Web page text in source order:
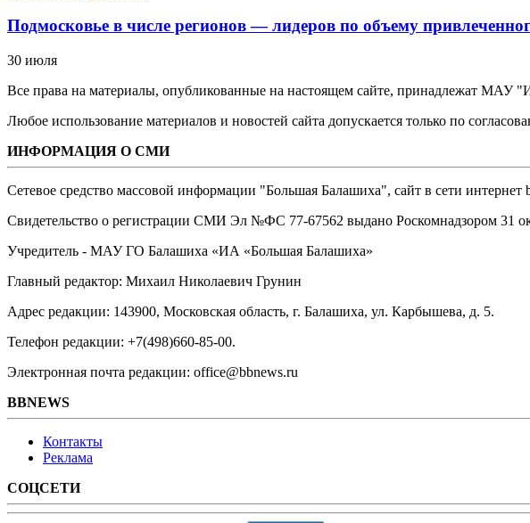
Подмосковье в числе регионов — лидеров по объему
30 июля
Все права на материалы, опубликованные на настоящем сайте, принадлежат МАУ
Любое использование материалов и новостей сайта допускается только по
ИНФОРМАЦИЯ О СМИ
Сетевое средство массовой информации "Большая Балашиха", сайт в сети интернет
Свидетельство о регистрации СМИ Эл №ФС ‎77-67562 выдано Роскомнадзором 31
Учредитель - МАУ ГО Балашиха «ИА «Большая Балашиха»
Главный редактор: Михаил Николаевич Грунин
Адрес редакции: 143900, Московская область, г. Балашиха, ул. Карбышева, д. 5.
Телефон редакции: +7(498)660-85-00.
Электронная почта редакции: office@bbnews.ru
BBNEWS
Контакты
Реклама
СОЦСЕТИ